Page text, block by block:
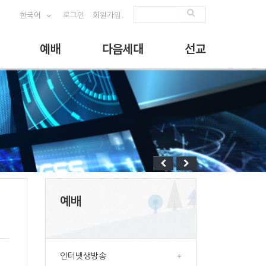
한국어 로그인 회원가입
예배 다음세대 선교
예배
인터넷생방송 +